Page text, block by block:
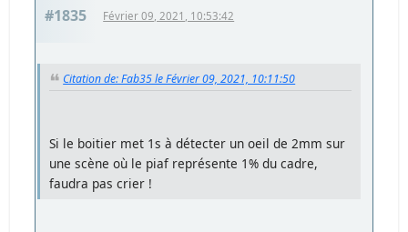
#1835 Février 09, 2021, 10:53:42
Citation de: Fab35 le Février 09, 2021, 10:11:50
Si le boitier met 1s à détecter un oeil de 2mm sur
une scène où le piaf représente 1% du cadre,
faudra pas crier !